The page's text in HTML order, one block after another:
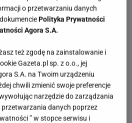
o przetwarzaniu danych
Polityka Prywatności
Agora S.A.
też zgodę na zainstalowanie i
Gazeta.pl sp. z o.o., jej
S.A. na Twoim urządzeniu
chwili zmienić swoje preferencje
narzędzie do zarządzania
danych poprzez
” w stopce serwisu i